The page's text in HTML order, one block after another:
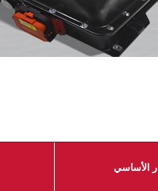
الأساسي